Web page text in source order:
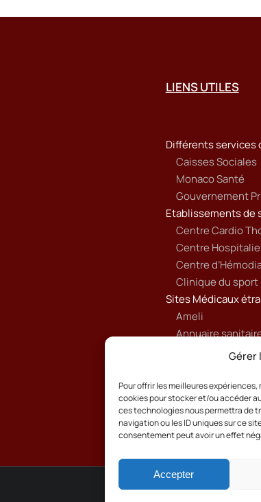
Gérer
Pour offrir les meilleures
cookies pour stocker et/ou accéder
ces technologies nous permettra de
navigation ou les ID uniques sur ce
consentement peut avoir un effet
Accepter
LIENS UTILES
Différents services
Caisses Sociales
Monaco Santé
Gouvernement
Etablissements de
Centre Cardio
Centre
Centre
Clinique du sport
Sites Médicaux
Ameli
Annuaire
Ordre national